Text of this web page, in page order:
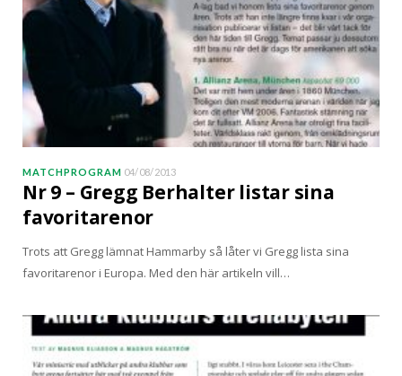
MATCHPROGRAM 04/08/2013
Nr 9 – Gregg Berhalter listar sina
favoritarenor
Trots att Gregg lämnat Hammarby så låter vi Gregg lista sina
favoritarenor i Europa. Med den här artikeln vill…